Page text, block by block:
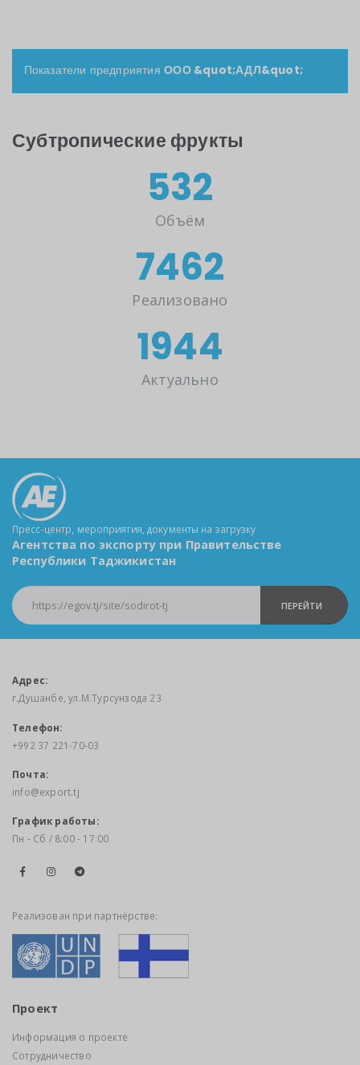
Показатели предприятияООО &quot;АДЛ&quot;
Субтропические фрукты
550
Объём
7714
Реализовано
2009
Актуально
Пресс-центр, мероприятия, документы на загрузку
Агентства по экспорту при Правительстве
Республики Таджикистан
ПЕРЕЙТИ
Адрес:
г.Душанбе, ул.М.Турсунзода 23
Телефон:
+992 37 221-70-03
Почта:
info@export.tj
График работы:
Пн - Сб / 8:00 - 17:00
Реализован при партнёрстве:
Проект
Информация о проекте
Сотрудничество